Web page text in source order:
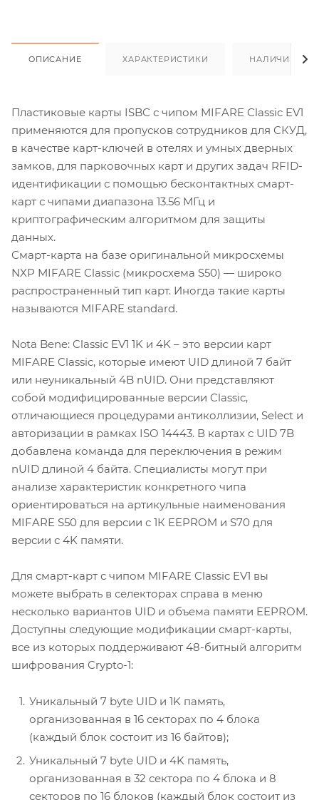
ОПИСАНИЕ ХАРАКТЕРИСТИКИ НАЛИЧИЕ
Пластиковые карты ISBC с чипом MIFARE Classic EV1
применяются для пропусков сотрудников для СКУД,
в качестве карт-ключей в отелях и умных дверных
замков, для парковочных карт и других задач RFID-
идентификации с помощью бесконтактных смарт-
карт с чипами диапазона 13.56 МГц и
криптографическим алгоритмом для защиты
данных.
Смарт-карта на базе оригинальной микросхемы
NXP MIFARE Classic (микросхема S50) — широко
распространенный тип карт. Иногда такие карты
называются MIFARE standard.
Nota Bene: Classic EV1 1K и 4K – это версии карт
MIFARE Classic, которые имеют UID длиной 7 байт
или неуникальный 4B nUID. Они представляют
собой модифицированные версии Classic,
отличающиеся процедурами антиколлизии, Select и
авторизации в рамках ISO 14443. В картах с UID 7B
добавлена команда для переключения в режим
nUID длиной 4 байта. Специалисты могут при
анализе характеристик конкретного чипа
ориентироваться на артикульные наименования
MIFARE S50 для версии с 1К EEPROM и S70 для
версии с 4K памяти.
Для смарт-карт с чипом MIFARE Classic EV1 вы
можете выбрать в селекторах справа в меню
несколько вариантов UID и объема памяти EEPROM.
Доступны следующие модификации смарт-карты,
все из которых поддерживают 48-битный алгоритм
шифрования Crypto-1:
Уникальный 7 byte UID и 1K память,
организованная в 16 секторах по 4 блока
(каждый блок состоит из 16 байтов);
Уникальный 7 byte UID и 4K память,
организованная в 32 сектора по 4 блока и 8
секторов по 16 блоков (каждый блок состоит из